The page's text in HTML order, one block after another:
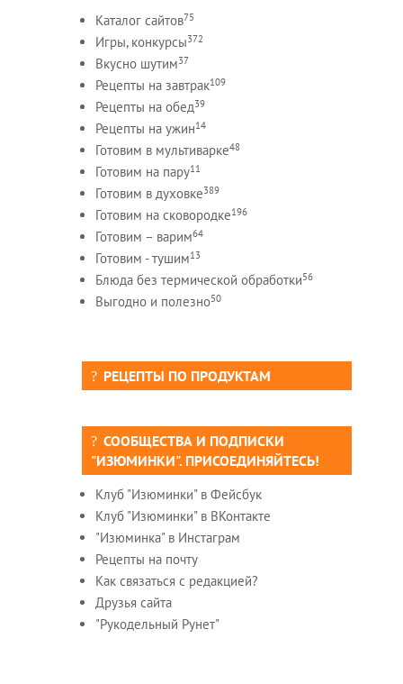
Каталог сайтов75
Игры, конкурсы372
Вкусно шутим37
Рецепты на завтрак109
Рецепты на обед39
Рецепты на ужин14
Готовим в мультиварке48
Готовим на пару11
Готовим в духовке389
Готовим на сковородке196
Готовим – варим64
Готовим - тушим13
Блюда без термической обработки56
Выгодно и полезно50
РЕЦЕПТЫ ПО ПРОДУКТАМ
СООБЩЕСТВА И ПОДПИСКИ
"ИЗЮМИНКИ". ПРИСОЕДИНЯЙТЕСЬ!
Клуб "Изюминки" в Фейсбук
Клуб "Изюминки" в ВКонтакте
"Изюминка" в Инстаграм
Рецепты на почту
Как связаться с редакцией?
Друзья сайта
"Рукодельный Рунет"